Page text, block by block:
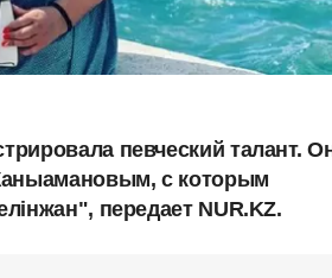
певческий талант.
с которым
передает NUR.KZ.